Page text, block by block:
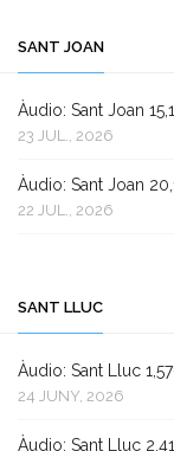
SANT JOAN
Àudio: Sant Joan
23 JUL., 2026
Àudio: Sant Joan
22 JUL., 2026
SANT LLUC
Àudio: Sant Lluc
24 JUNY, 2026
Àudio: Sant Lluc